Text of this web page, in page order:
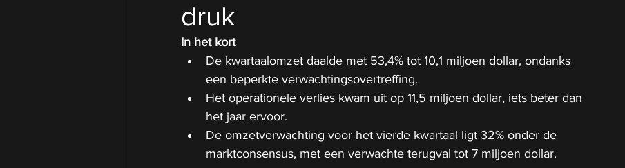
druk
In het kort
De kwartaalomzet daalde met 53,4% tot 10,1 miljoen dollar, ondanks
een beperkte verwachtingsovertreffing.
Het operationele verlies kwam uit op 11,5 miljoen dollar, iets beter dan
het jaar ervoor.
De omzetverwachting voor het vierde kwartaal ligt 32% onder de
marktconsensus, met een verwachte terugval tot 7 miljoen dollar.